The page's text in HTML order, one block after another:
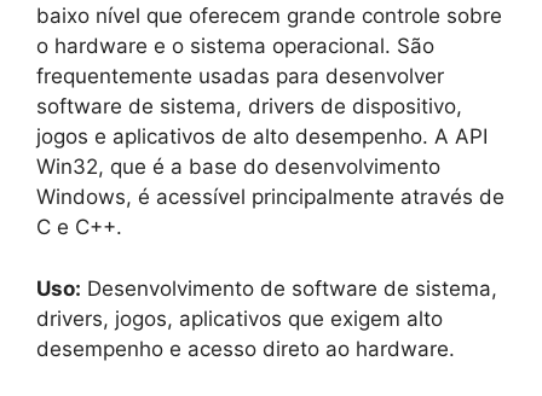
baixo nível que oferecem grande controle sobre
o hardware e o sistema operacional. São
frequentemente usadas para desenvolver
software de sistema, drivers de dispositivo,
jogos e aplicativos de alto desempenho. A API
Win32, que é a base do desenvolvimento
Windows, é acessível principalmente através de
C e C++.
Uso: Desenvolvimento de software de sistema,
drivers, jogos, aplicativos que exigem alto
desempenho e acesso direto ao hardware.